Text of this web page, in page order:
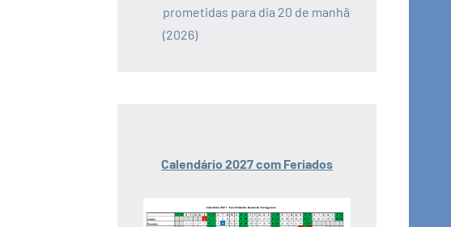
prometidas para dia 20 de manhã
(2026)
Calendário 2027 com Feriados